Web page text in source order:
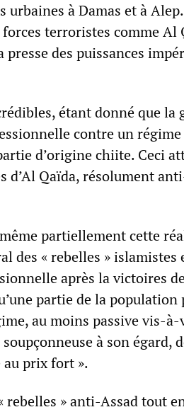
à Damas et à
terroristes comme Al
des puissances
étant donné que la
contre un
d’origine chiite. Ceci
d’Al Qaïda, résolument
partiellement cette
des « rebelles » islamistes
après la victoires
partie de la population
au moins passive vis-à-
à son égard,
prix fort ».
rebelles » anti-Assad tout